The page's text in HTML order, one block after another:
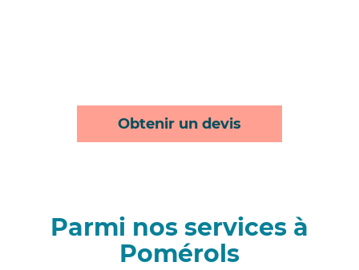
Obtenir un devis
Parmi nos services à
Pomérols